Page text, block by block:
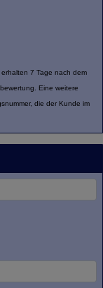
7 Tage nach dem
Eine weitere
die der Kunde im